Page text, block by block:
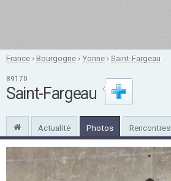
France ›Bourgogne ›Yonne ›Saint-Fargeau
89170
Saint-Fargeau
Actualité Photos Rencontres